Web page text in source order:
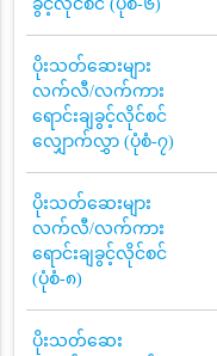
ခွင့်လိုင်စင် (ပုံစံ-၆)
ပိုးသတ်ဆေးများ
လက်လီ/လက်ကား
ရောင်းချခွင့်လိုင်စင်
လျှောက်လွှာ (ပုံစံ-၇)
ပိုးသတ်ဆေးများ
လက်လီ/လက်ကား
ရောင်းချခွင့်လိုင်စင်
(ပုံစံ-၈)
ပိုးသတ်ဆေး